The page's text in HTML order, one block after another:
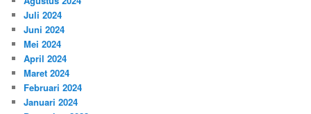
Juli 2024
Juni 2024
Mei 2024
April 2024
Maret 2024
Februari 2024
Januari 2024